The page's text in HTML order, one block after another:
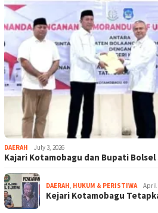
DAERAH July 3, 2026
Kajari Kotamobagu dan Bupati
DAERAH, HUKUM & PERISTIWA April
Kejari Kotamobagu